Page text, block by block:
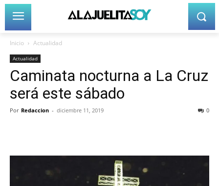
Inicio Actualidad
Actualidad
Caminata nocturna a La Cruz
será este sábado
Por Redaccion - diciembre 11, 2019 0